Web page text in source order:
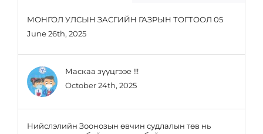
МОНГОЛ УЛСЫН ЗАСГИЙН ГАЗРЫН ТОГТООЛ 05
June 26th, 2025
Маскаа зүүцгээе !!!
October 24th, 2025
Нийслэлийн Зоонозын өвчин судлалын төв нь